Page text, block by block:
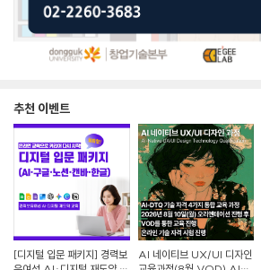
추천 이벤트
[디지털 입문 패키지] 경력보
AI 네이티브 UX/UI 디자인